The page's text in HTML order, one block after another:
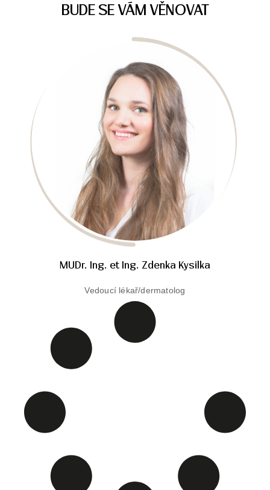
BUDE SE VÁM VĚNOVAT
MUDr. Ing. et Ing. Zdenka Kysilka
Vedoucí lékař/dermatolog